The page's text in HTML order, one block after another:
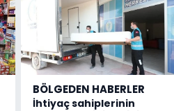
BÖLGEDEN HABERLER
İhtiyaç sahiplerinin